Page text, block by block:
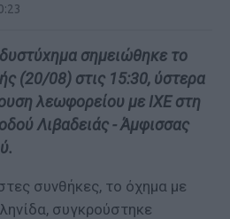
σημειώθηκε το
(20/08) στις 15:30, ύστερα
λεωφορείου με ΙΧΕ στη
Λιβαδειάς - Άμφισσας
συνθήκες, το όχημα με
συγκρούστηκε